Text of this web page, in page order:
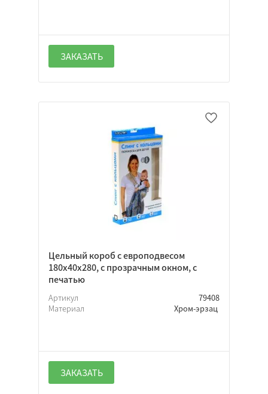
ЗАКАЗАТЬ
Цельный короб с европодвесом
180х40х280, с прозрачным окном, с
печатью
Артикул
79408
Материал
Хром-эрзац
ЗАКАЗАТЬ